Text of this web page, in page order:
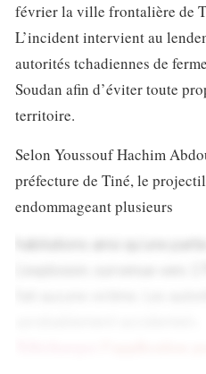
février la ville frontalière de
L’incident intervient au
autorités tchadiennes de
Soudan afin d’éviter toute
territoire.
Selon Youssouf Hachim
préfecture de Tiné, le
endommageant plusieurs